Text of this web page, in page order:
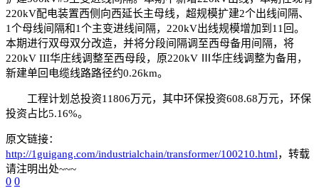
220kV配电装置西侧向西延长主母线，超规模扩建2个出线间隔、
1个母线间隔和1个主变进线间隔，220kV出线规模增加到11回。
本期进行双母双分改造，并将分段间隔调至西母备用间隔，将
220kV III华庄线调整至西母段，原220kV Ⅲ华庄线调整为备用，
新建单回电缆线路路径约0.26km。
工程计划总投资11806万元，其中环保投资608.68万元，环保
投资占比5.16%。
原文链接：
http://1guigang.com/industrialchain/transformer/100210.html，转载
请注明出处~~~
0 0